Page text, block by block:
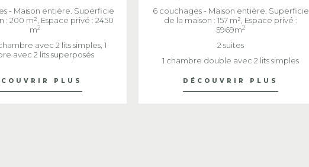
- Maison entière. Superficie
: 200 m², Espace privé : 2450
m2
avec 2 lits simples, 1
avec 2 lits superposés
PLUS
6 couchages - Maison entière. Superficie
de la maison : 157 m², Espace privé :
5969m2
2 suites
1 chambre double avec 2 lits simples
DÉCOUVRIR PLUS